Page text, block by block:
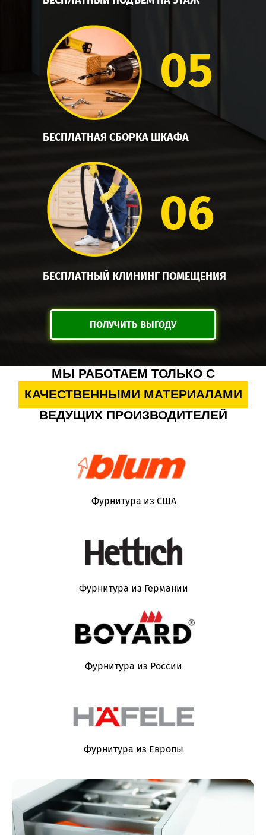
БЕСПЛАТНАЯ СБОРКА ШКАФА
05
БЕСПЛАТНЫЙ КЛИНИНГ ПОМЕЩЕНИЯ
06
ПОЛУЧИТЬ ВЫГОДУ
МЫ РАБОТАЕМ ТОЛЬКО С
КАЧЕСТВЕННЫМИ МАТЕРИАЛАМИ
ВЕДУЩИХ ПРОИЗВОДИТЕЛЕЙ
Фурнитура из США
Фурнитура из Германии
Фурнитура из России
Фурнитура из Европы